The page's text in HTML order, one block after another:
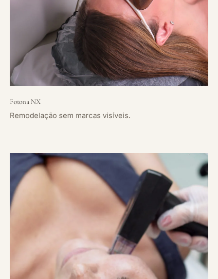
Fotona NX
Remodelação sem marcas visíveis.